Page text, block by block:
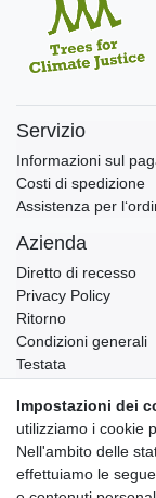
Servizio
Informazioni sul
Costi di spedizione
Assistenza per
Azienda
Diretto di recesso
Privacy Policy
Ritorno
Condizioni generali
Testata
Annullare l'ordine
Notizie sui
Montessori.
Impostazioni dei
utilizziamo i cookie
Nell'ambito delle
effettuiamo le